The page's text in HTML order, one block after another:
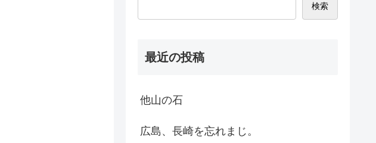
検索
最近の投稿
他山の石
広島、長崎を忘れまじ。